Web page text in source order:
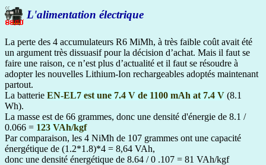
L'alimentation électrique
La perte des 4 accumulateurs R6 MiMh, à très faible coût avait été
un argument très dissuasif pour la décision d’achat. Mais il faut se
faire une raison, ce n’est plus d’actualité et il faut se résoudre à
adopter les nouvelles Lithium-Ion rechargeables adoptés maintenant
partout.
La batterie EN-EL7 est une 7.4 V de 1100 mAh at 7.4 V (8.1
Wh).
La masse est de 66 grammes, donc une densité d'énergie de 8.1 /
0.066 = 123 VAh/kgf
Par comparaison, les 4 NiMh de 107 grammes ont une capacité
énergétique de (1.2*1.8)*4 = 8,64 VAh,
donc une densité énergétique de 8.64 / 0 .107 = 81 VAh/kgf